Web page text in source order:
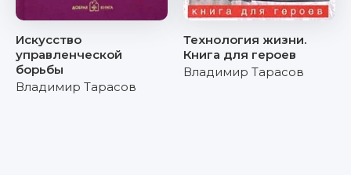
Искусство
управленческой
борьбы
Владимир Тарасов
Технология жизни.
Книга для героев
Владимир Тарасов